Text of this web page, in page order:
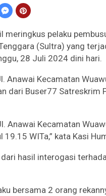
meringkus pelaku
(Sultra) yang
28 Juli 2024 dini hari.
Anawai Kecamatan
dari Buser77 Satreskrim
Anawai Kecamatan
WITa,” kata Kasi
hasil interogasi
bersama 2 orang